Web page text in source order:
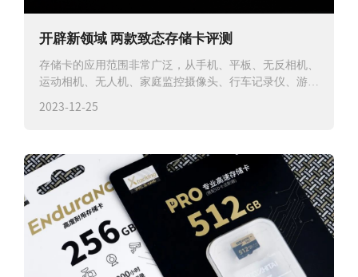
开辟新领域 两款致态存储卡评测
存储卡的应用范围非常广泛，从手机、平板、无反相机、
运动相机、无人机、家庭监控摄像头、行车记录仪、游戏
2023-12-25